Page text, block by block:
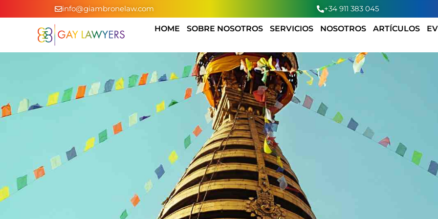
info@giambronelaw.com +34 911 383 045
HOME SOBRE NOSOTROS SERVICIOS NOSOTROS ARTÍCULOS